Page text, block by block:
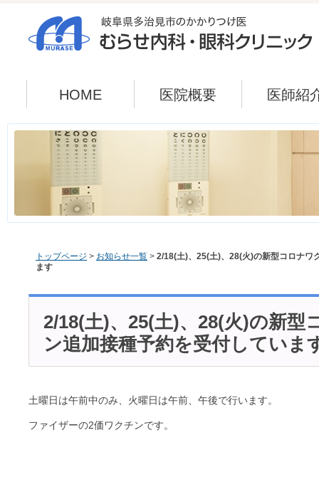
HOME 医院概要 医師紹
トップページ > お知らせ一覧 > 2/18(土)、25(土)、28(火)の新型コロナワ
ます
2/18(土)、25(土)、28(火)の新型
ン追加接種予約を受付していま
土曜日は午前中のみ、火曜日は午前、午後で行います。
ファイザーの2価ワクチンです。